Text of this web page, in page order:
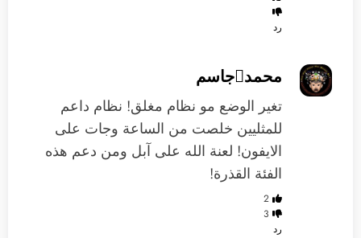
رد
محمدجاسم
تغير الوضع مو نظام مغلق! نظام داعم
للمثليين خلصت من الساعة وجات على
الايفون! لعنة الله على آبل ومن دعم هذه
الفئة القذرة!
2
3
رد